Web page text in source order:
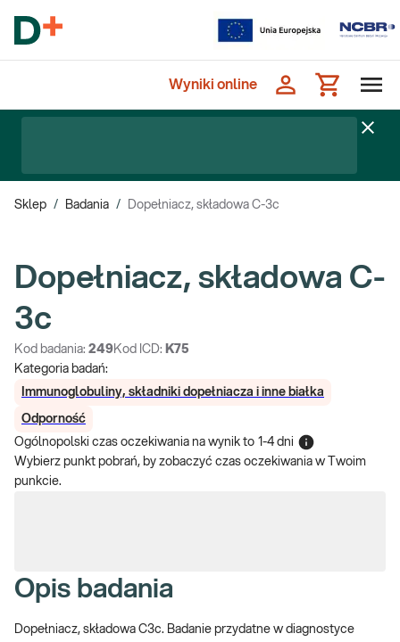
Wyniki online
Sklep / Badania / Dopełniacz, składowa C-3c
Dopełniacz, składowa C-
3c
Kod badania: 249Kod ICD: K75
Kategoria badań:
Immunoglobuliny, składniki dopełniacza i inne białka
Odporność
Ogólnopolski czas oczekiwania na wynik to 1-4 dni
Wybierz punkt pobrań, by zobaczyć czas oczekiwania w Twoim
punkcie.
Opis badania
Dopełniacz, składowa C3c. Badanie przydatne w diagnostyce